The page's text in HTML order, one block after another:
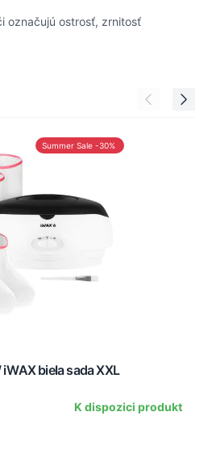
označujú ostrosť, zrnitosť
Summer Sale -30%
biela sada XXL
K dispozici produkt